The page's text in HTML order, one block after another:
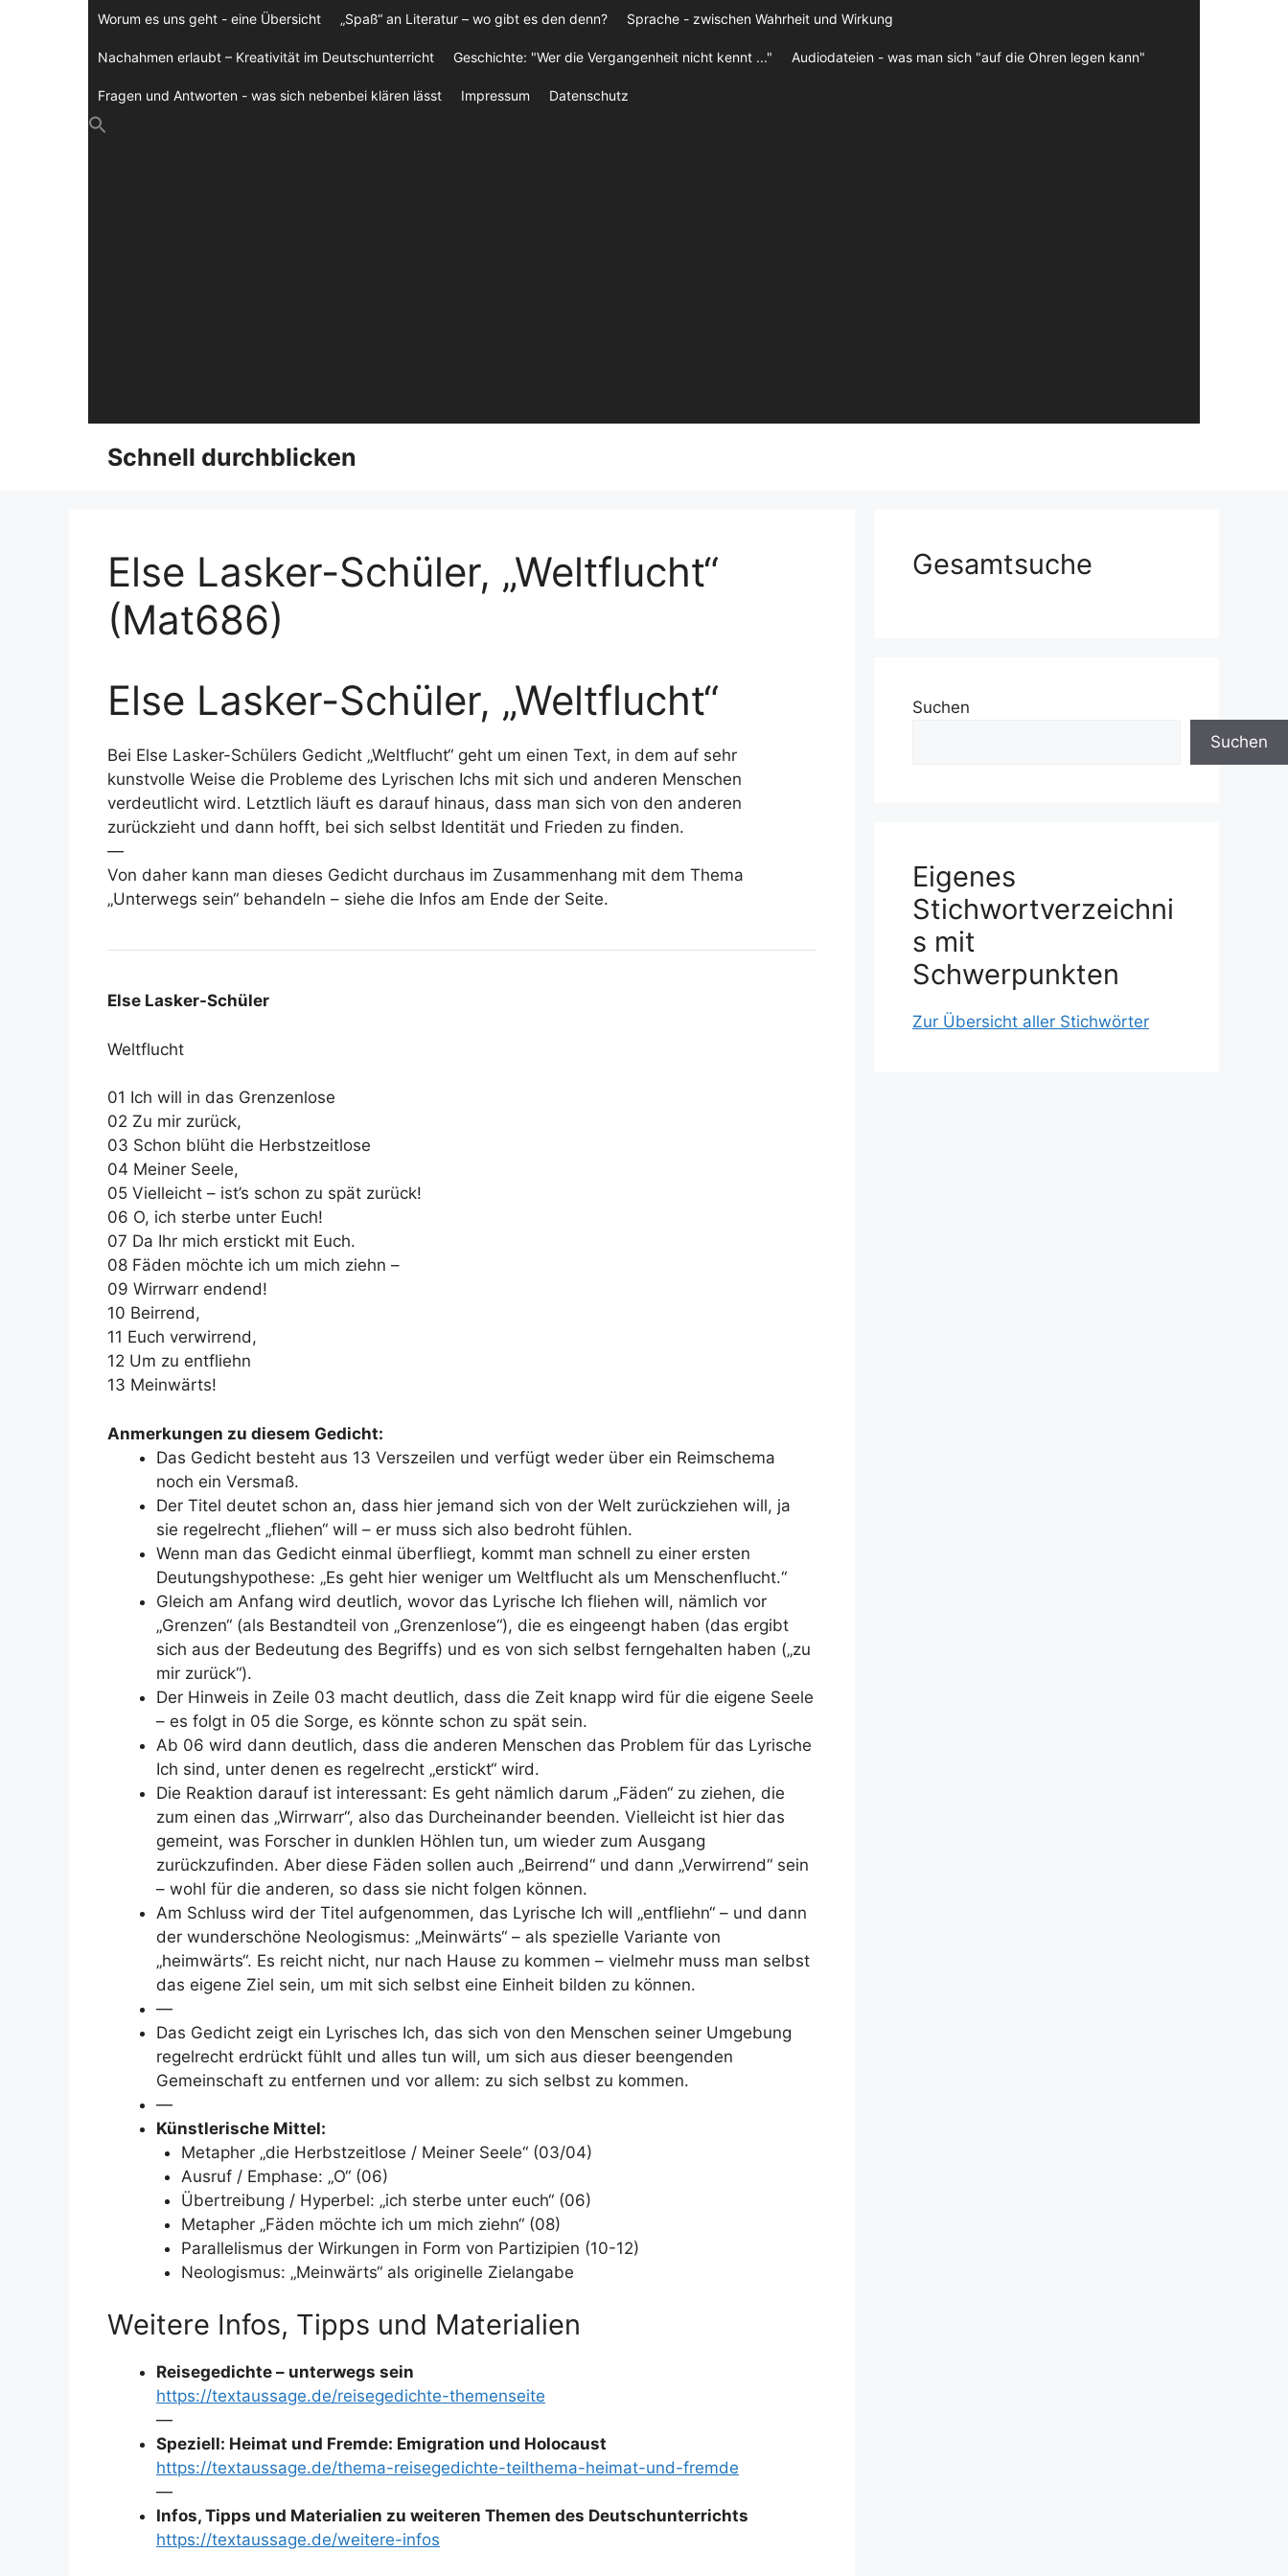
Worum es uns geht - eine Übersicht „Spaß“ an Literatur – wo gibt es den denn? Sprache - zwischen Wahrheit und Wirkung
Nachahmen erlaubt – Kreativität im Deutschunterricht Geschichte: "Wer die Vergangenheit nicht kennt ..." Audiodateien - was man sich "auf die Ohren legen kann"
Fragen und Antworten - was sich nebenbei klären lässt Impressum Datenschutz
Schnell durchblicken
Else Lasker-Schüler, „Weltflucht“
(Mat686)
Else Lasker-Schüler, „Weltflucht“
Bei Else Lasker-Schülers Gedicht „Weltflucht“ geht um einen Text, in dem auf sehr
kunstvolle Weise die Probleme des Lyrischen Ichs mit sich und anderen Menschen
verdeutlicht wird. Letztlich läuft es darauf hinaus, dass man sich von den anderen
zurückzieht und dann hofft, bei sich selbst Identität und Frieden zu finden.
—
Von daher kann man dieses Gedicht durchaus im Zusammenhang mit dem Thema
„Unterwegs sein“ behandeln – siehe die Infos am Ende der Seite.
Else Lasker-Schüler
Weltflucht
01 Ich will in das Grenzenlose
02 Zu mir zurück,
03 Schon blüht die Herbstzeitlose
04 Meiner Seele,
05 Vielleicht – ist’s schon zu spät zurück!
06 O, ich sterbe unter Euch!
07 Da Ihr mich erstickt mit Euch.
08 Fäden möchte ich um mich ziehn –
09 Wirrwarr endend!
10 Beirrend,
11 Euch verwirrend,
12 Um zu entfliehn
13 Meinwärts!
Anmerkungen zu diesem Gedicht:
Das Gedicht besteht aus 13 Verszeilen und verfügt weder über ein Reimschema
noch ein Versmaß.
Der Titel deutet schon an, dass hier jemand sich von der Welt zurückziehen will, ja
sie regelrecht „fliehen“ will – er muss sich also bedroht fühlen.
Wenn man das Gedicht einmal überfliegt, kommt man schnell zu einer ersten
Deutungshypothese: „Es geht hier weniger um Weltflucht als um Menschenflucht.“
Gleich am Anfang wird deutlich, wovor das Lyrische Ich fliehen will, nämlich vor
„Grenzen“ (als Bestandteil von „Grenzenlose“), die es eingeengt haben (das ergibt
sich aus der Bedeutung des Begriffs) und es von sich selbst ferngehalten haben („zu
mir zurück“).
Der Hinweis in Zeile 03 macht deutlich, dass die Zeit knapp wird für die eigene Seele
– es folgt in 05 die Sorge, es könnte schon zu spät sein.
Ab 06 wird dann deutlich, dass die anderen Menschen das Problem für das Lyrische
Ich sind, unter denen es regelrecht „erstickt“ wird.
Die Reaktion darauf ist interessant: Es geht nämlich darum „Fäden“ zu ziehen, die
zum einen das „Wirrwarr“, also das Durcheinander beenden. Vielleicht ist hier das
gemeint, was Forscher in dunklen Höhlen tun, um wieder zum Ausgang
zurückzufinden. Aber diese Fäden sollen auch „Beirrend“ und dann „Verwirrend“ sein
– wohl für die anderen, so dass sie nicht folgen können.
Am Schluss wird der Titel aufgenommen, das Lyrische Ich will „entfliehn“ – und dann
der wunderschöne Neologismus: „Meinwärts“ – als spezielle Variante von
„heimwärts“. Es reicht nicht, nur nach Hause zu kommen – vielmehr muss man selbst
das eigene Ziel sein, um mit sich selbst eine Einheit bilden zu können.
—
Das Gedicht zeigt ein Lyrisches Ich, das sich von den Menschen seiner Umgebung
regelrecht erdrückt fühlt und alles tun will, um sich aus dieser beengenden
Gemeinschaft zu entfernen und vor allem: zu sich selbst zu kommen.
—
Künstlerische Mittel:
Metapher „die Herbstzeitlose / Meiner Seele“ (03/04)
Ausruf / Emphase: „O“ (06)
Übertreibung / Hyperbel: „ich sterbe unter euch“ (06)
Metapher „Fäden möchte ich um mich ziehn“ (08)
Parallelismus der Wirkungen in Form von Partizipien (10-12)
Neologismus: „Meinwärts“ als originelle Zielangabe
Weitere Infos, Tipps und Materialien
Reisegedichte – unterwegs sein
https://textaussage.de/reisegedichte-themenseite
—
Speziell: Heimat und Fremde: Emigration und Holocaust
https://textaussage.de/thema-reisegedichte-teilthema-heimat-und-fremde
—
Infos, Tipps und Materialien zu weiteren Themen des Deutschunterrichts
https://textaussage.de/weitere-infos
Gesamtsuche
Suchen
Suchen
Eigenes
Stichwortverzeichni
s mit
Schwerpunkten
Zur Übersicht aller Stichwörter